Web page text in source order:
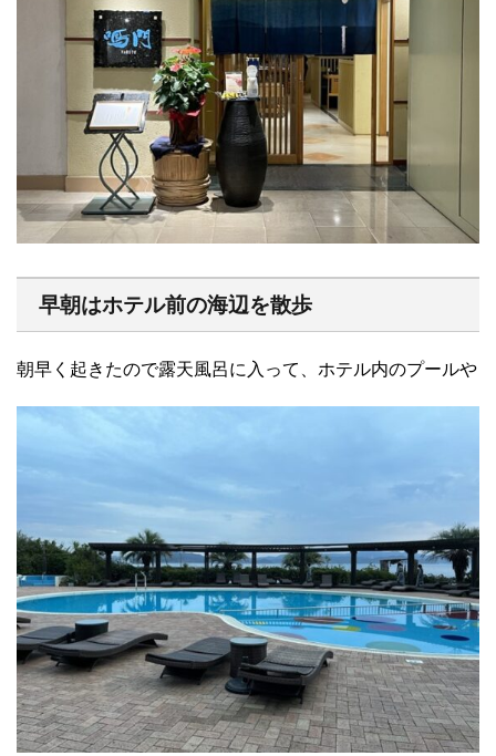
早朝はホテル前の海辺を散歩
朝早く起きたので露天風呂に入って、ホテル内のプールや